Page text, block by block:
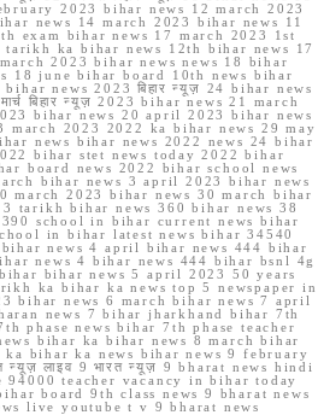
2023 bihar news 12 march 2023
news 14 march 2023 bihar news 11
exam bihar news 17 march 2023 1st
ka bihar news 12th bihar news 17
2023 bihar news news 18 bihar
18 june bihar board 10th news bihar
news 2023 बिहार न्यूज़ 24 bihar news
बिहार न्यूज़ 2023 bihar news 21 march
bihar news 20 april 2023 bihar news
march 2023 2022 ka bihar news 29 may
news bihar news 2022 news 24 bihar
bihar stet news today 2022 bihar
board news 2022 bihar school news
bihar news 3 april 2023 bihar news
march 2023 bihar news 30 march bihar
tarikh bihar news 360 bihar news 38
school in bihar current news bihar
in bihar latest news bihar 34540
news 4 april bihar news 444 bihar
news 4 bihar news 444 bihar bsnl 4g
bihar news 5 april 2023 50 years
ka bihar ka news top 5 newspaper in
bihar news 6 march bihar news 7 april
news 7 bihar jharkhand bihar 7th
phase news bihar 7th phase teacher
bihar ka bihar news 8 march bihar
bihar ka news bihar news 9 february
लाइव 9 भारत न्यूज़ 9 bharat news hindi
94000 teacher vacancy in bihar today
board 9th class news 9 bharat news
live youtube t v 9 bharat news